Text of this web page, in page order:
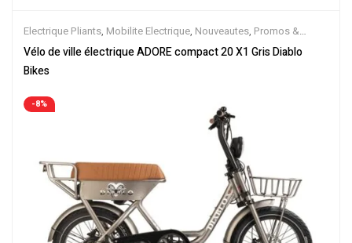
Electrique Pliants, Mobilite Electrique, Nouveautes, Promos &
Soldes,Vélo électrique ville,Velos Electriques
Vélo de ville électrique ADORE compact 20 X1 Gris Diablo
Bikes
-8%